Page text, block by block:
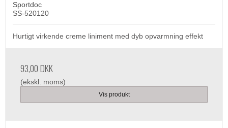
Sportdoc
SS-520120
Hurtigt virkende creme liniment med dyb opvarmning effekt
93,00 DKK
(ekskl. moms)
Vis produkt